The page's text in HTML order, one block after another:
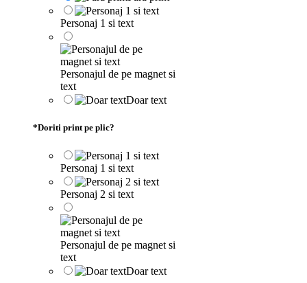
Personaj 1 si text
Personajul de pe magnet si
text
Doar text
*Doriti print pe plic?
Personaj 1 si text
Personaj 2 si text
Personajul de pe magnet si
text
Doar text